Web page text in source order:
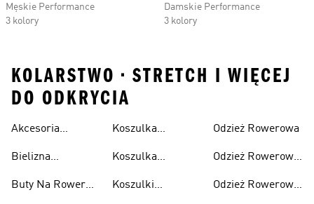
Męskie Performance
3 kolory
Damskie Performance
3 kolory
KOLARSTWO • STRETCH I WIĘCEJ
DO ODKRYCIA
Akcesoria
Bielizna
Buty Na Rower
Koszulka
Damska
Koszulka
Koszulki
Odzież Rowerowa
Odzież Rowerowa
Odzież Rowerowa